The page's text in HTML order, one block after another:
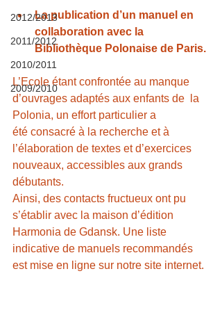
2012/2013
2011/2012
2010/2011
2009/2010
La publication d’un manuel en
collaboration avec la
Bibliothèque Polonaise de Paris.
L’Ecole étant confrontée au manque
d’ouvrages adaptés aux enfants de  la
Polonia, un effort particulier a
été consacré à la recherche et à
l’élaboration de textes et d’exercices
nouveaux, accessibles aux grands
débutants.
Ainsi, des contacts fructueux ont pu
s’établir avec la maison d’édition
Harmonia de Gdansk. Une liste
indicative de manuels recommandés
est mise en ligne sur notre site internet.